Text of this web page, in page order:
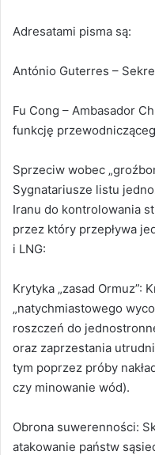
Adresatami pisma są:
António Guterres –
Fu Cong – Ambasador
funkcję
Sprzeciw wobec
Sygnatariusze listu
Iranu do kontrolowania
przez który przepływa
i LNG:
Krytyka „zasad Ormuz”:
„natychmiastowego
roszczeń do
oraz zaprzestania
tym poprzez próby
czy minowanie wód).
Obrona suwerenności:
atakowanie państw